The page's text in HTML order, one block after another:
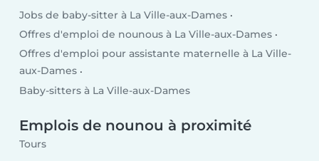
Jobs de baby-sitter à La Ville-aux-Dames
Offres d'emploi de nounous à La Ville-aux-Dames
Offres d'emploi pour assistante maternelle à La Ville-
aux-Dames
Baby-sitters à La Ville-aux-Dames
Emplois de nounou à proximité
Tours